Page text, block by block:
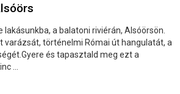
lakásunkba, a balatoni riviérán, Alsóörsön.
varázsát, történelmi Római út hangulatát, a
és tapasztald meg ezt a
...